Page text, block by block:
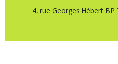
4, rue Georges Hébert